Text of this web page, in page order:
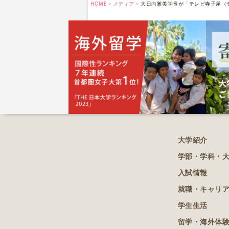
HOME メディア 大日向雅美学長が「テレビ寺子屋
大学紹介
学部・学科・
入試情報
就職・キャリア
学生生活
留学・海外体